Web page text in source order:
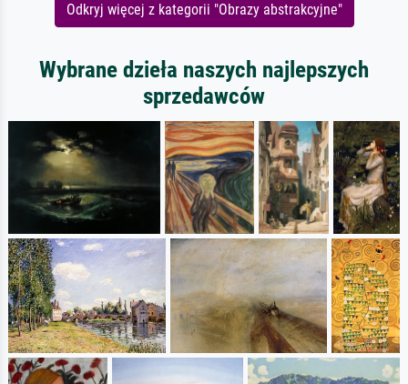
Odkryj więcej z kategorii "Obrazy abstrakcyjne"
Wybrane dzieła naszych najlepszych
sprzedawców